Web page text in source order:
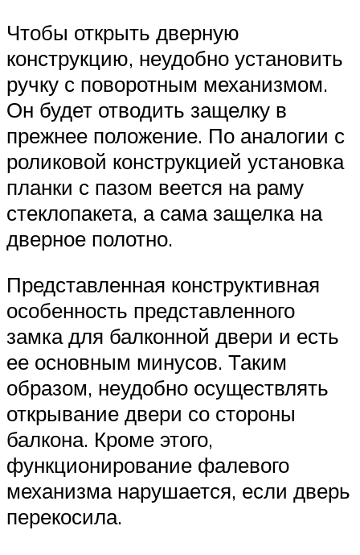
Чтобы открыть дверную
конструкцию, неудобно установить
ручку с поворотным механизмом.
Он будет отводить защелку в
прежнее положение. По аналогии с
роликовой конструкцией установка
планки с пазом веется на раму
стеклопакета, а сама защелка на
дверное полотно.
Представленная конструктивная
особенность представленного
замка для балконной двери и есть
ее основным минусов. Таким
образом, неудобно осуществлять
открывание двери со стороны
балкона. Кроме этого,
функционирование фалевого
механизма нарушается, если дверь
перекосила.